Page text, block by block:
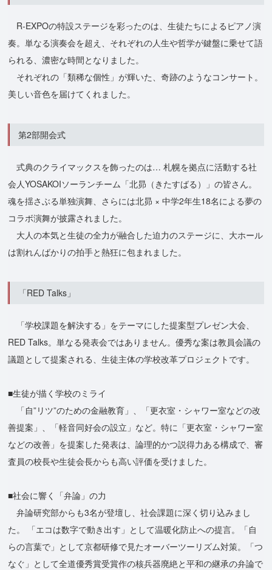
R-EXPOの特設ステージを彩ったのは、生徒たちによるピアノ演
奏。単なる演奏会を超え、それぞれの人生や哲学が鍵盤に乗せて語
られる、濃密な時間となりました。
それぞれの「類稀な個性」が輝いた、奇跡のようなコンサート。
美しい音色を届けてくれました。
第2部開会式
式典のクライマックスを飾ったのは… 札幌を拠点に活動する社
会人YOSAKOIソーランチーム「北昴（きたすばる）」の皆さん。
魂を揺さぶる単独演舞、さらには北昴 × 中学2年生18名による夢の
コラボ演舞が披露されました。
大人の本気と生徒の全力が融合した迫力のステージに、大ホール
は割れんばかりの拍手と熱狂に包まれました。
「RED Talks」
「学校課題を解決する」をテーマにした提案型プレゼン大会、
RED Talks。単なる発表会ではありません。優秀な案は教員会議の
議題として提案される、生徒主体の学校改革プロジェクトです。
■生徒が描く学校のミライ
「自”リツ”のための金融教育」、「更衣室・シャワー室などの改
善提案」、「軽音同好会の設立」など。特に「更衣室・シャワー室
などの改善」を提案した発表は、論理的かつ説得力ある構成で、審
査員の校長や生徒会長からも高い評価を受けました。
■社会に響く「弁論」の力
弁論研究部からも3名が登壇し、社会課題に深く切り込みまし
た。 「エコは数字で動き出す」として温暖化防止への提言。「自
らの言葉で」として京都研修で見たオーバーツーリズム対策。「つ
なぐ」として全道優秀賞受賞作の核兵器廃絶と平和の継承の弁論で